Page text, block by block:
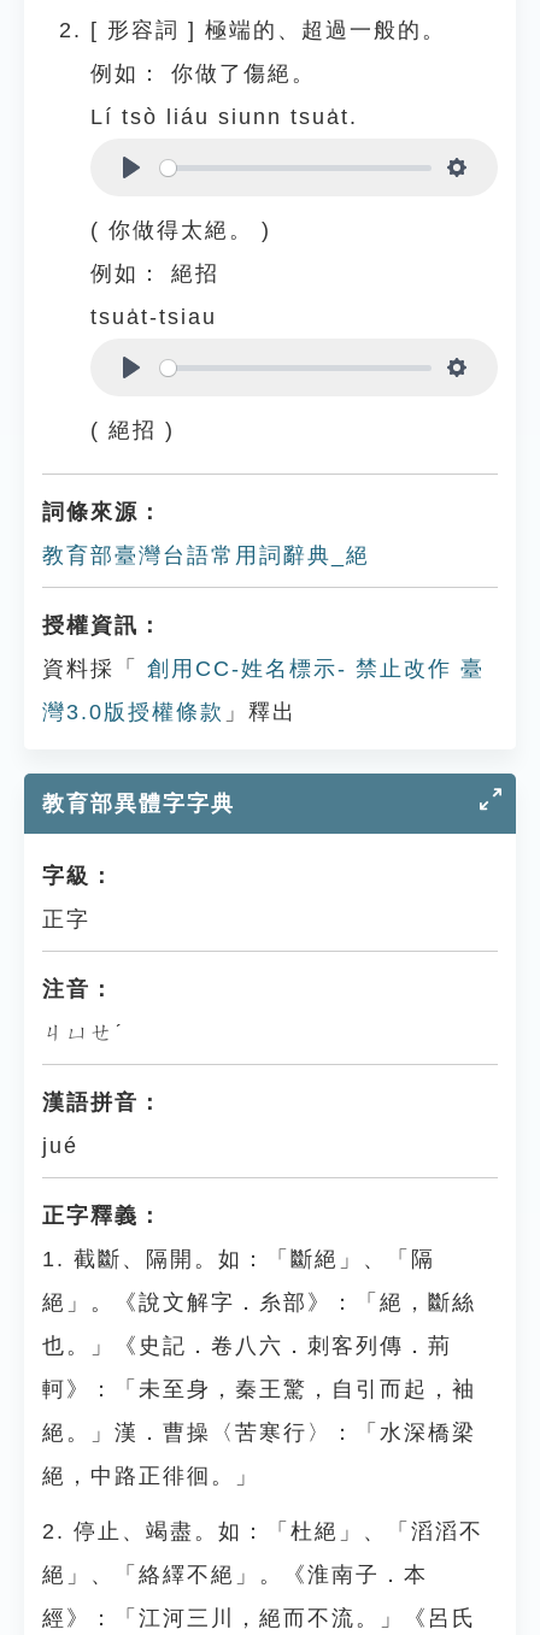
[ 形容詞 ] 極端的、超過一般的。
例如：
你做了傷絕。
Lí tsò liáu siunn tsua̍t.
( 你做得太絕。 )
例如：
絕招
tsua̍t-tsiau
( 絕招 )
詞條來源：
教育部臺灣台語常用詞辭典_絕
授權資訊：
資料採「
創用CC-姓名標示- 禁止改作 臺
灣3.0版授權條款 」釋出
教育部異體字字典
字級：
正字
注音：
ㄐㄩㄝˊ
漢語拼音：
jué
正字釋義：
1. 截斷、隔開。如：「斷絕」、「隔
絕」。《說文解字．糸部》：「絕，斷絲
也。」《史記．卷八六．刺客列傳．荊
軻》：「未至身，秦王驚，自引而起，袖
絕。」漢．曹操〈苦寒行〉：「水深橋梁
絕，中路正徘徊。」
2. 停止、竭盡。如：「杜絕」、「滔滔不
絕」、「絡繹不絕」。《淮南子．本
經》：「江河三川，絕而不流。」《呂氏